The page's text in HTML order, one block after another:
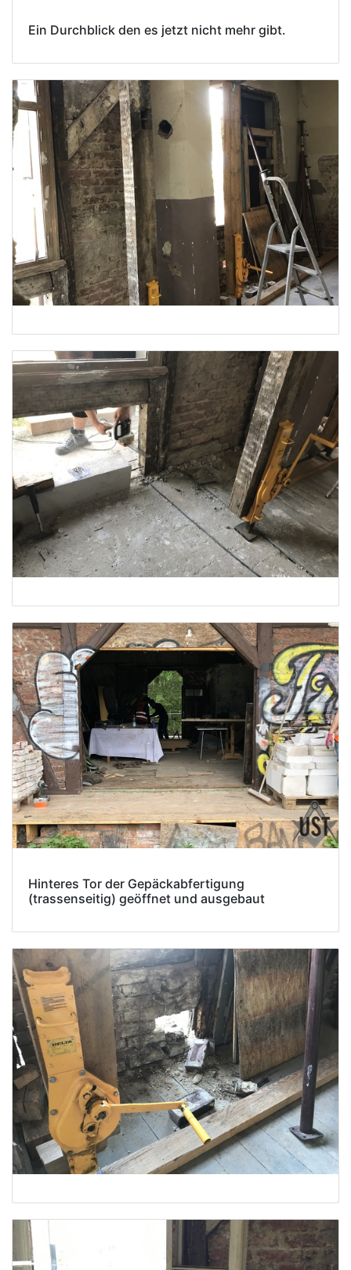
Ein Durchblick den es jetzt nicht mehr gibt.
Hinteres Tor der Gepäckabfertigung
(trassenseitig) geöffnet und ausgebaut